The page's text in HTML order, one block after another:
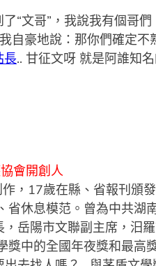
“文哥”，我說我有個哥們
自豪地說：那你們確定不
長.. 甘征文呀 就是阿誰知名
會開創人
，17歲在縣、省報刊頒
省休息模范。曾為中共湖
岳陽市文聯副主席，汨
獎中的全國年夜獎和最高